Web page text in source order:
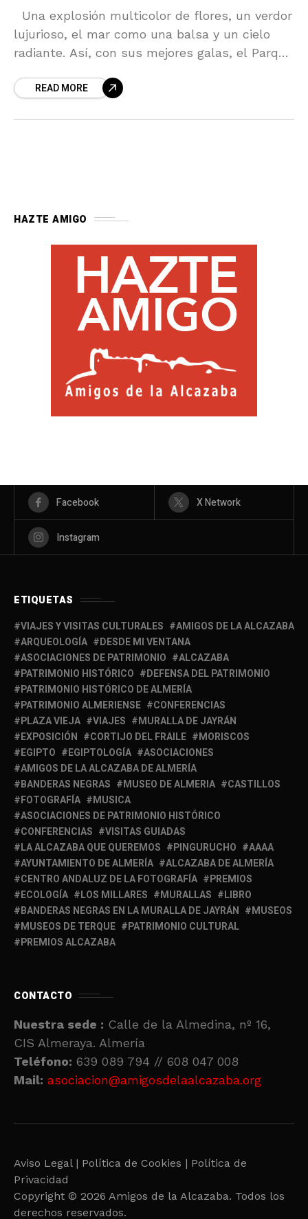
Una explosión multicolor de flores, un verdor
lujurioso, el mar como una balsa y un cielo
radiante. Así, con sus mejores galas, el Parque
READ MORE
HAZTE AMIGO
Facebook X Network
Instagram
ETIQUETAS
VIAJES Y VISITAS CULTURALES
AMIGOS DE LA ALCAZABA
ARQUEOLOGÍA
DESDE MI VENTANA
ASOCIACIONES DE PATRIMONIO
ALCAZABA
PATRIMONIO HISTÓRICO
DEFENSA DEL PATRIMONIO
PATRIMONIO HISTÓRICO DE ALMERÍA
PATRIMONIO ALMERIENSE
CONFERENCIAS
PLAZA VIEJA
VIAJES
MURALLA DE JAYRÁN
EXPOSICIÓN
CORTIJO DEL FRAILE
MORISCOS
EGIPTO
EGIPTOLOGÍA
ASOCIACIONES
AMIGOS DE LA ALCAZABA DE ALMERÍA
BANDERAS NEGRAS
MUSEO DE ALMERIA
CASTILLOS
FOTOGRAFÍA
MUSICA
ASOCIACIONES DE PATRIMONIO HISTÓRICO
CONFERENCIAS
VISITAS GUIADAS
LA ALCAZABA QUE QUEREMOS
PINGURUCHO
AAAA
AYUNTAMIENTO DE ALMERÍA
ALCAZABA DE ALMERÍA
CENTRO ANDALUZ DE LA FOTOGRAFÍA
PREMIOS
ECOLOGÍA
LOS MILLARES MURALLAS
LIBRO
BANDERAS NEGRAS EN LA MURALLA DE JAYRÁN
MUSEOS
MUSEOS DE TERQUE
PATRIMONIO CULTURAL
PREMIOS ALCAZABA
CONTACTO
Nuestra sede : Calle de la Almedina, nº 16,
CIS Almeraya. Almería
Teléfono: 639 089 794 // 608 047 008
Mail: asociacion@amigosdelaalcazaba.org
Aviso Legal | Política de Cookies | Política de
Privacidad
Copyright © 2026 Amigos de la Alcazaba. Todos los
derechos reservados.